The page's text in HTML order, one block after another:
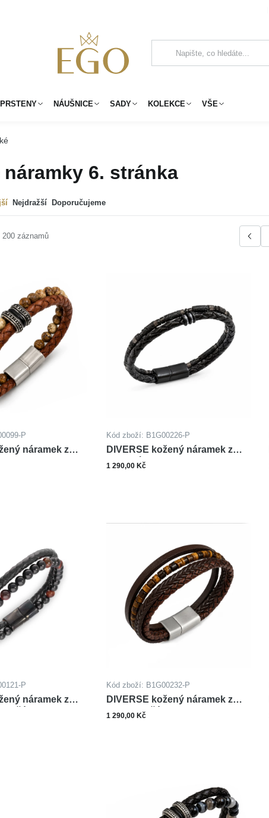
PRSTENY NÁUŠNICE SADY KOLEKCE VŠE
náramky 6. stránka
Nejdražší Doporučujeme
200 záznamů
P
náramek z
Kód zboží: B1G00226-P
DIVERSE kožený náramek z
oceli LÁVA
1 290,00 Kč
P
náramek z
OKO
Kód zboží: B1G00232-P
DIVERSE kožený náramek z
oceli TYGŘÍ OKO HEMATIT
1 290,00 Kč